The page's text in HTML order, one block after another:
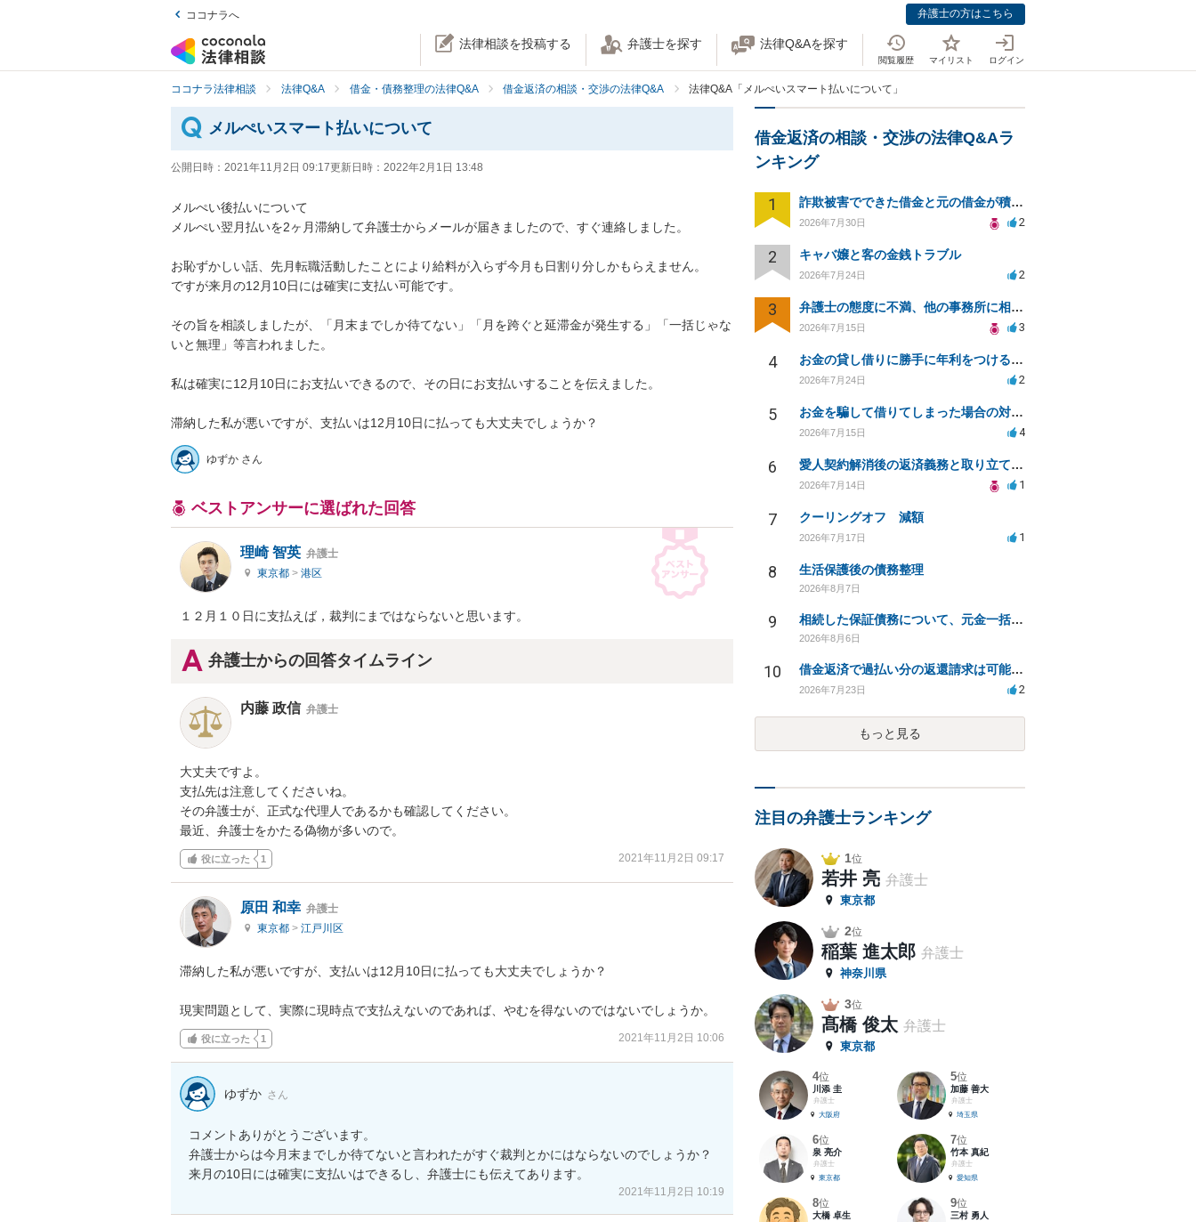
ココナラへ 弁護士の方はこちら
法律相談を投稿する 弁護士を探す 法律Q&Aを探す
閲覧履歴 マイリスト ログイン
ココナラ法律相談 法律Q&A 借金・債務整理の法律Q&A 借金返済の相談・交渉の法律Q&A 法律Q&A「メルぺいスマート払いについて」
メルぺいスマート払いについて
公開日時： 2021年11月2日 09:17更新日時： 2022年2月1日 13:48
メルぺい後払いについて
メルぺい翌月払いを2ヶ月滞納して弁護士からメールが届きましたので、すぐ連絡しました。
お恥ずかしい話、先月転職活動したことにより給料が入らず今月も日割り分しかもらえません。
ですが来月の12月10日には確実に支払い可能です。
その旨を相談しましたが、「月末までしか待てない」「月を跨ぐと延滞金が発生する」「一括じゃな
いと無理」等言われました。
私は確実に12月10日にお支払いできるので、その日にお支払いすることを伝えました。
滞納した私が悪いですが、支払いは12月10日に払っても大丈夫でしょうか？
ゆずか さん
ベストアンサーに選ばれた回答
理崎 智英 弁護士
東京都 > 港区
１２月１０日に支払えば，裁判にまではならないと思います。
弁護士からの回答タイムライン
内藤 政信 弁護士
大丈夫ですよ。
支払先は注意してくださいね。
その弁護士が、正式な代理人であるかも確認してください。
最近、弁護士をかたる偽物が多いので。
役に立った 1 2021年11月2日 09:17
原田 和幸 弁護士
東京都 > 江戸川区
滞納した私が悪いですが、支払いは12月10日に払っても大丈夫でしょうか？
現実問題として、実際に現時点で支払えないのであれば、やむを得ないのではないでしょうか。
役に立った 1 2021年11月2日 10:06
ゆずか さん
コメントありがとうございます。
弁護士からは今月末までしか待てないと言われたがすぐ裁判とかにはならないのでしょうか？
来月の10日には確実に支払いはできるし、弁護士にも伝えてあります。
2021年11月2日 10:19
借金返済の相談・交渉の法律Q&Aラ
ンキング
1 詐欺被害でできた借金と元の借金が積み重なり返済困難
2026年7月30日 2
2 キャバ嬢と客の金銭トラブル
2026年7月24日 2
3 弁護士の態度に不満、他の事務所に相談すべきか？
2026年7月15日 3
4 お金の貸し借りに勝手に年利をつけるのはどうなのか
2026年7月24日 2
5 お金を騙して借りてしまった場合の対処法と今後の対応策
2026年7月15日 4
6 愛人契約解消後の返済義務と取り立て行為の合法性は？
2026年7月14日 1
7 クーリングオフ 減額
2026年7月17日 1
8 生活保護後の債務整理
2026年8月7日
9 相続した保証債務について、元金一括払いによる利息免除の交渉は可能でしょうか
2026年8月6日
10 借金返済で過払い分の返還請求は可能か？証拠不十分でも弁護士に相談したい
2026年7月23日 2
もっと見る
注目の弁護士ランキング
1位
若井 亮 弁護士
東京都
2位
稲葉 進太郎 弁護士
神奈川県
3位
髙橋 俊太 弁護士
東京都
4位
川添 圭
弁護士
大阪府
5位
加藤 善大
弁護士
埼玉県
6位
泉 亮介
弁護士
東京都
7位
竹本 真紀
弁護士
愛知県
8位
大橋 卓生
9位
三村 勇人